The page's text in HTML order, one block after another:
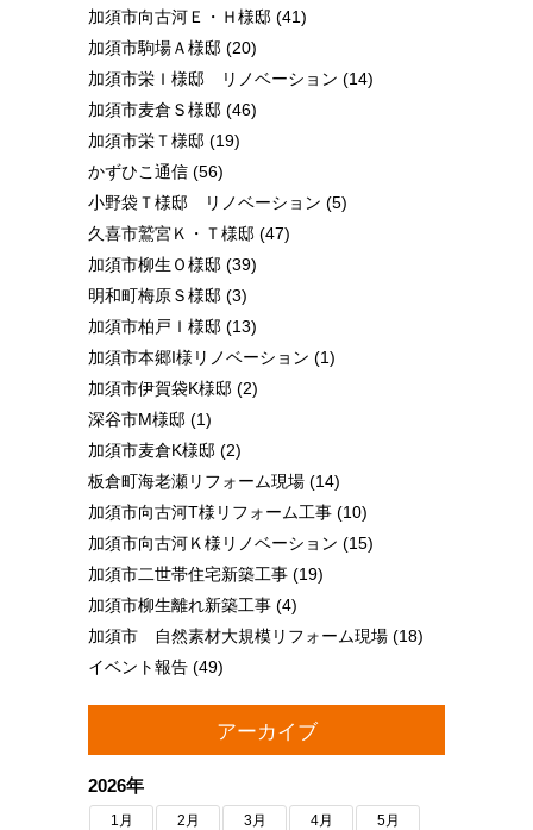
加須市向古河Ｅ・Ｈ様邸 (41)
加須市駒場Ａ様邸 (20)
加須市栄Ｉ様邸 リノベーション (14)
加須市麦倉Ｓ様邸 (46)
加須市栄Ｔ様邸 (19)
かずひこ通信 (56)
小野袋Ｔ様邸 リノベーション (5)
久喜市鷲宮Ｋ・Ｔ様邸 (47)
加須市柳生Ｏ様邸 (39)
明和町梅原Ｓ様邸 (3)
加須市柏戸Ｉ様邸 (13)
加須市本郷I様リノベーション (1)
加須市伊賀袋K様邸 (2)
深谷市M様邸 (1)
加須市麦倉K様邸 (2)
板倉町海老瀬リフォーム現場 (14)
加須市向古河T様リフォーム工事 (10)
加須市向古河Ｋ様リノベーション (15)
加須市二世帯住宅新築工事 (19)
加須市柳生離れ新築工事 (4)
加須市 自然素材大規模リフォーム現場 (18)
イベント報告 (49)
アーカイブ
2026年
1月 2月 3月 4月 5月